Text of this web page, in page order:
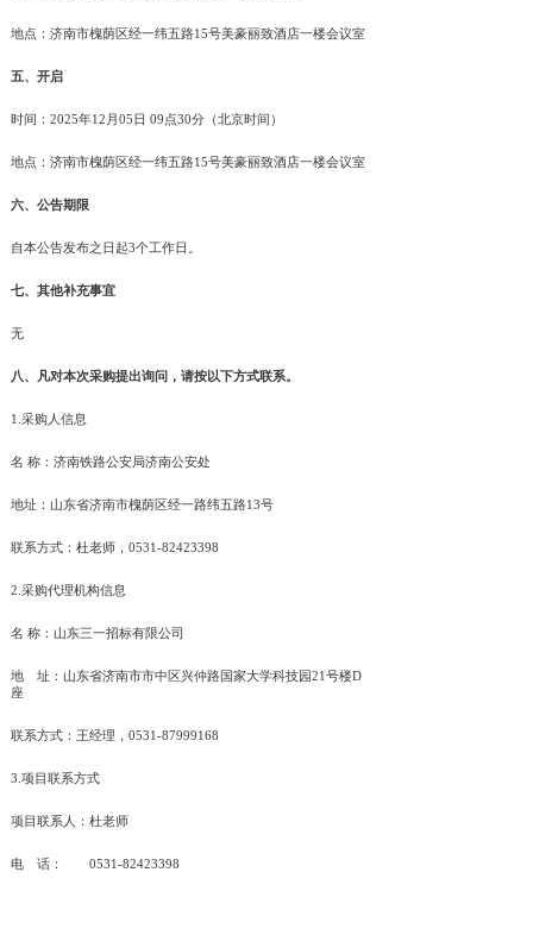
地点：济南市槐荫区经一纬五路15号美豪丽致酒店一楼会议室
五、开启
时间：2025年12月05日 09点30分（北京时间）
地点：济南市槐荫区经一纬五路15号美豪丽致酒店一楼会议室
六、公告期限
自本公告发布之日起3个工作日。
七、其他补充事宜
无
八、凡对本次采购提出询问，请按以下方式联系。
1.采购人信息
名 称：济南铁路公安局济南公安处
地址：山东省济南市槐荫区经一路纬五路13号
联系方式：杜老师，0531-82423398
2.采购代理机构信息
名 称：山东三一招标有限公司
地 址：山东省济南市市中区兴仲路国家大学科技园21号楼D
座
联系方式：王经理，0531-87999168
3.项目联系方式
项目联系人：杜老师
电 话： 0531-82423398